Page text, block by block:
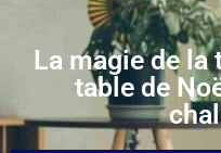
La magie de la
table de